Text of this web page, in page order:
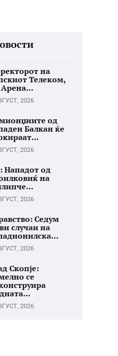
на
Телеком,
2026
од
Балкан ќе
2026
Нападот од
на
2026
Седум
случаи на
2026
Скопје:
се
2026